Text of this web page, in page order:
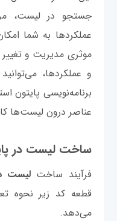
جستجو در لیست،
عملکردها به شما
موثری مدیریت و تغییر
و عملکردها،
برنامه‌نویسی پایتون
عناصر درون لیست‌ها
ساخت لیست در
فرآیند ساخت لیست
قطعه کد زیر نحوه
می‌دهد.